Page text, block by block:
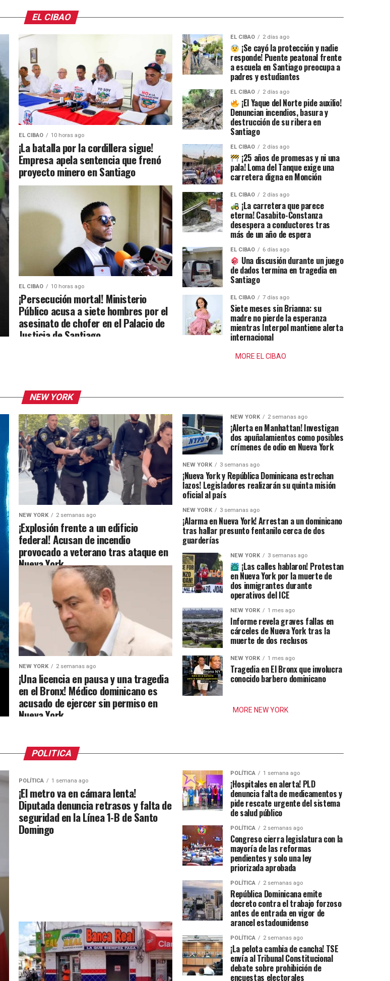
EL CIBAO
EL CIBAO 10 horas ago
¡La batalla por la cordillera sigue!
Empresa apela sentencia que frenó
proyecto minero en Santiago
EL CIBAO 10 horas ago
¡Persecución mortal! Ministerio
Público acusa a siete hombres por el
asesinato de chofer en el Palacio de
Justicia de Santiago
EL CIBAO 2 días ago
¡Se cayó la protección y nadie
responde! Puente peatonal frente
a escuela en Santiago preocupa a
padres y estudiantes
EL CIBAO 2 días ago
¡El Yaque del Norte pide auxilio!
Denuncian incendios, basura y
destrucción de su ribera en
Santiago
EL CIBAO 2 días ago
¡25 años de promesas y ni una
pala! Loma del Tanque exige una
carretera digna en Monción
EL CIBAO 2 días ago
¡La carretera que parece
eterna! Casabito-Constanza
desespera a conductores tras
más de un año de espera
EL CIBAO 6 días ago
Una discusión durante un juego
de dados termina en tragedia en
Santiago
EL CIBAO 7 días ago
Siete meses sin Brianna: su
madre no pierde la esperanza
mientras Interpol mantiene alerta
internacional
MORE EL CIBAO
NEW YORK
NEW YORK 2 semanas ago
¡Explosión frente a un edificio
federal! Acusan de incendio
provocado a veterano tras ataque en
Nueva York
NEW YORK 2 semanas ago
¡Una licencia en pausa y una tragedia
en el Bronx! Médico dominicano es
acusado de ejercer sin permiso en
Nueva York
NEW YORK 2 semanas ago
¡Alerta en Manhattan! Investigan
dos apuñalamientos como posibles
crímenes de odio en Nueva York
NEW YORK 3 semanas ago
¡Nueva York y República Dominicana estrechan
lazos! Legisladores realizarán su quinta misión
oficial al país
NEW YORK 3 semanas ago
¡Alarma en Nueva York! Arrestan a un dominicano
tras hallar presunto fentanilo cerca de dos
guarderías
NEW YORK 3 semanas ago
¡Las calles hablaron! Protestan
en Nueva York por la muerte de
dos inmigrantes durante
operativos del ICE
NEW YORK 1 mes ago
Informe revela graves fallas en
cárceles de Nueva York tras la
muerte de dos reclusos
NEW YORK 1 mes ago
Tragedia en El Bronx que involucra
conocido barbero dominicano
MORE NEW YORK
POLITICA
POLÍTICA 1 semana ago
¡El metro va en cámara lenta!
Diputada denuncia retrasos y falta de
seguridad en la Línea 1-B de Santo
Domingo
POLÍTICA 1 semana ago
¡Hospitales en alerta! PLD
denuncia falta de medicamentos y
pide rescate urgente del sistema
de salud público
POLÍTICA 2 semanas ago
Congreso cierra legislatura con la
mayoría de las reformas
pendientes y solo una ley
priorizada aprobada
POLÍTICA 2 semanas ago
República Dominicana emite
decreto contra el trabajo forzoso
antes de entrada en vigor de
arancel estadounidense
POLÍTICA 2 semanas ago
¡La pelota cambia de cancha! TSE
envía al Tribunal Constitucional
debate sobre prohibición de
encuestas electorales